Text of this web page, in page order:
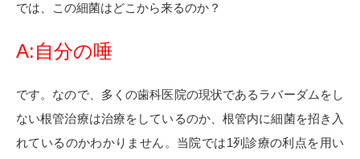
では、この細菌はどこから来るのか？
A:自分の唾
です。なので、多くの歯科医院の現状であるラバーダムをし
ない根管治療は治療をしているのか、根管内に細菌を招き入
れているのかわかりません。当院では1列診療の利点を用い